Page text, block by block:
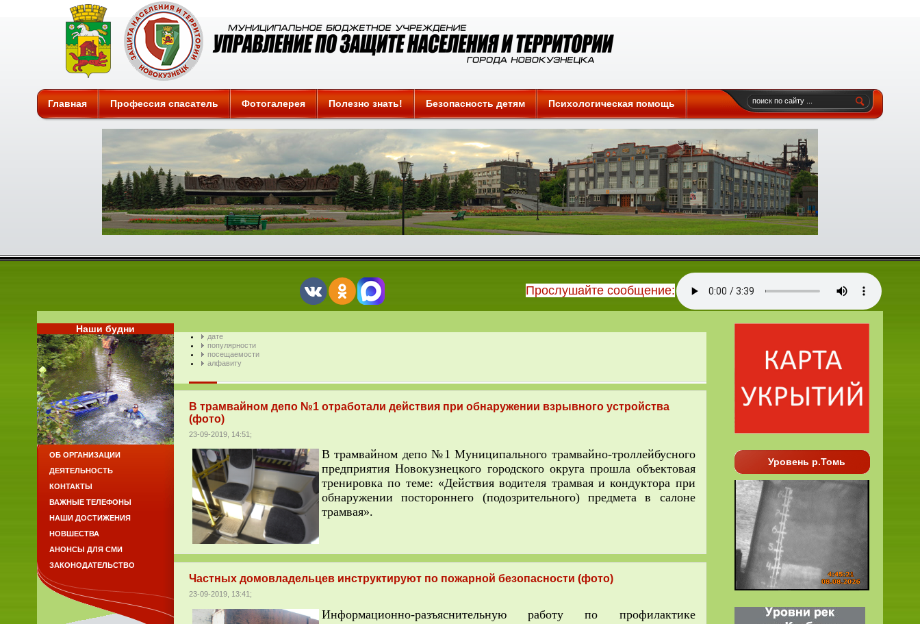
Защита
Главная Профессия спасатель Фотогалерея Полезно знать! Безопасность детям Психологическая помощь
Прослушайте сообщение:
дате
популярности
посещаемости
алфавиту
В трамвайном депо №1 отработали действия при обнаружении взрывного устройства
(фото)
23-09-2019, 14:51;
В трамвайном депо №1 Муниципального трамвайно-троллейбусного
предприятия Новокузнецкого городского округа прошла объектовая
тренировка по теме: «Действия водителя трамвая и кондуктора при
обнаружении постороннего (подозрительного) предмета в салоне
трамвая».
Частных домовладельцев инструктируют по пожарной безопасности (фото)
23-09-2019, 13:41;
Информационно-разъяснительную работу по профилактике
Уровень р.Томь
Наши будни
ОБ ОРГАНИЗАЦИИ
ДЕЯТЕЛЬНОСТЬ
КОНТАКТЫ
ВАЖНЫЕ ТЕЛЕФОНЫ
НАШИ ДОСТИЖЕНИЯ
НОВШЕСТВА
АНОНСЫ ДЛЯ СМИ
ЗАКОНОДАТЕЛЬСТВО